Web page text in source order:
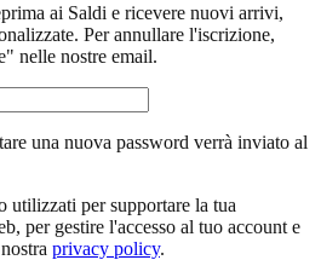
ai Saldi e ricevere nuovi arrivi,
Per annullare l'iscrizione,
nelle nostre email.
una nuova password verrà inviato al
utilizzati per supportare la tua
per gestire l'accesso al tuo account e
privacy policy.